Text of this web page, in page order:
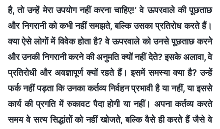
है, तो उन्हें मेरा उपयोग नहीं करना चाहिए!’ वे ऊपरवाले की पूछताछ
और निगरानी को कभी नहीं समझते, बल्कि उसका प्रतिरोध करते हैं।
क्या ऐसे लोगों में विवेक होता है? वे ऊपरवाले को उनसे पूछताछ करने
और उनकी निगरानी करने की अनुमति क्यों नहीं देते? इसके अलावा, वे
प्रतिरोधी और अवज्ञापूर्ण क्यों रहते हैं। इसमें समस्या क्या है? उन्हें
फर्क नहीं पड़ता कि उनका कर्तव्य निर्वहन प्रभावी है या नहीं, या इससे
कार्य की प्रगति में रुकावट पैदा होगी या नहीं। अपना कर्तव्य करते
समय वे सत्य सिद्धांतों को नहीं खोजते, बल्कि वैसे ही करते हैं जैसे वे